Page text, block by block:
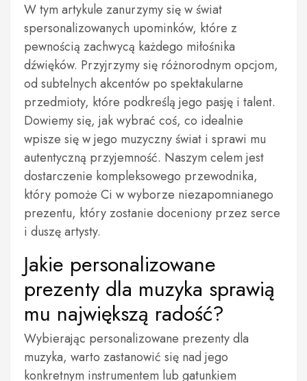
W tym artykule zanurzymy się w świat
spersonalizowanych upominków, które z
pewnością zachwycą każdego miłośnika
dźwięków. Przyjrzymy się różnorodnym opcjom,
od subtelnych akcentów po spektakularne
przedmioty, które podkreślą jego pasję i talent.
Dowiemy się, jak wybrać coś, co idealnie
wpisze się w jego muzyczny świat i sprawi mu
autentyczną przyjemność. Naszym celem jest
dostarczenie kompleksowego przewodnika,
który pomoże Ci w wyborze niezapomnianego
prezentu, który zostanie doceniony przez serce
i duszę artysty.
Jakie personalizowane
prezenty dla muzyka sprawią
mu największą radość?
Wybierając personalizowane prezenty dla
muzyka, warto zastanowić się nad jego
konkretnym instrumentem lub gatunkiem